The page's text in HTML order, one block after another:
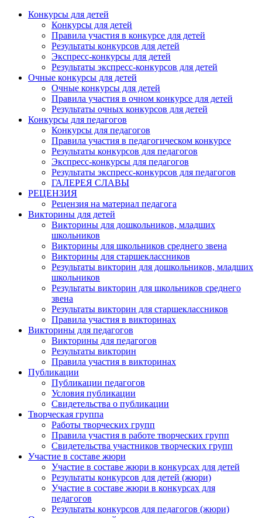
Конкурсы для детей
Конкурсы для детей
Правила участия в конкурсе для детей
Результаты конкурсов для детей
Экспресс-конкурсы для детей
Результаты экспресс-конкурсов для детей
Очные конкурсы для детей
Очные конкурсы для детей
Правила участия в очном конкурсе для детей
Результаты очных конкурсов для детей
Конкурсы для педагогов
Конкурсы для педагогов
Правила участия в педагогическом конкурсе
Результаты конкурсов для педагогов
Экспресс-конкурсы для педагогов
Результаты экспресс-конкурсов для педагогов
ГАЛЕРЕЯ СЛАВЫ
РЕЦЕНЗИЯ
Рецензия на материал педагога
Викторины для детей
Викторины для дошкольников, младших
школьников
Викторины для школьников среднего звена
Викторины для старшеклассников
Результаты викторин для дошкольников, младших
школьников
Результаты викторин для школьников среднего
звена
Результаты викторин для старшеклассников
Правила участия в викторинах
Викторины для педагогов
Викторины для педагогов
Результаты викторин
Правила участия в викторинах
Публикации
Публикации педагогов
Условия публикации
Свидетельства о публикации
Творческая группа
Работы творческих групп
Правила участия в работе творческих групп
Свидетельства участников творческих групп
Участие в составе жюри
Участие в составе жюри в конкурсах для детей
Результаты конкурсов для детей (жюри)
Участие в составе жюри в конкурсах для
педагогов
Результаты конкурсов для педагогов (жюри)